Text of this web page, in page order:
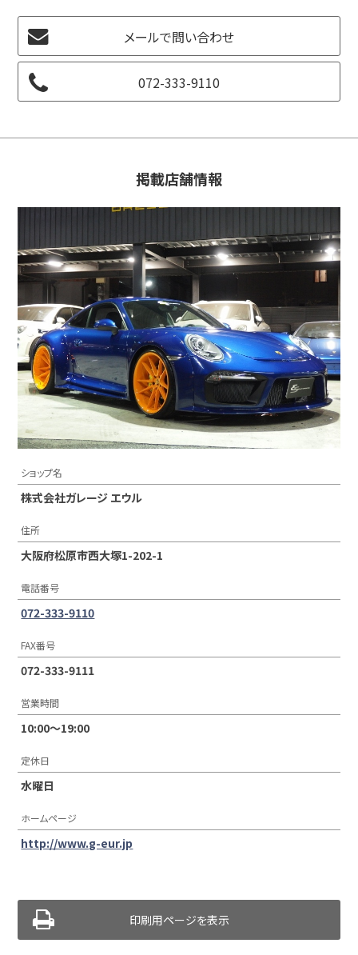
メールで問い合わせ
072-333-9110
掲載店舗情報
ショップ名
株式会社ガレージ エウル
住所
大阪府松原市西大塚1-202-1
電話番号
072-333-9110
FAX番号
072-333-9111
営業時間
10:00〜19:00
定休日
水曜日
ホームページ
http://www.g-eur.jp
印刷用ページを表示